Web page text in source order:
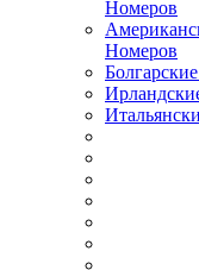
Номеров
Номеров